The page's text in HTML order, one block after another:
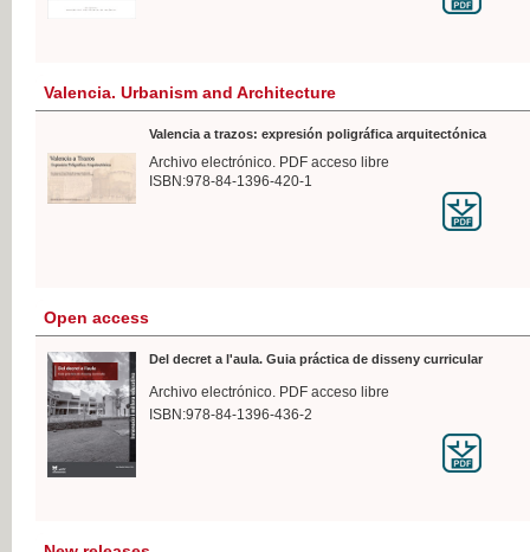
Valencia. Urbanism and Architecture
Valencia a trazos: expresión poligráfica arquitectónica
Archivo electrónico. PDF acceso libre
ISBN:978-84-1396-420-1
Open access
Del decret a l'aula. Guia práctica de disseny curricular
Archivo electrónico. PDF acceso libre
ISBN:978-84-1396-436-2